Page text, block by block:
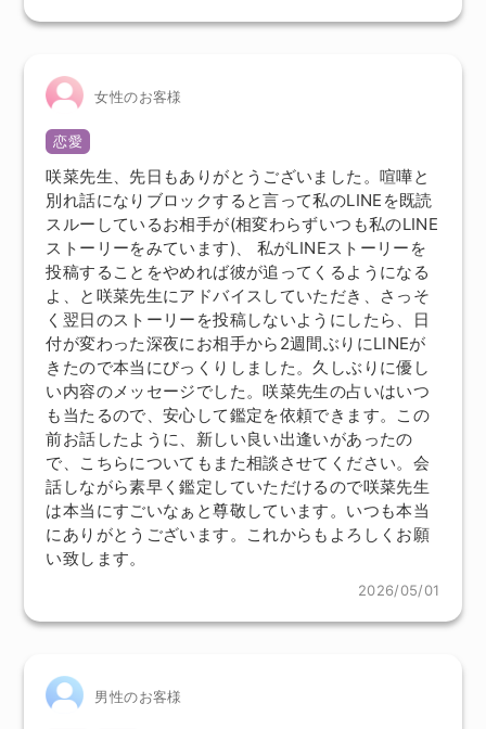
女性のお客様
恋愛
咲菜先生、先日もありがとうございました。喧嘩と
別れ話になりブロックすると言って私のLINEを既読
スルーしているお相手が(相変わらずいつも私のLINE
ストーリーをみています)、 私がLINEストーリーを
投稿することをやめれば彼が追ってくるようになる
よ、と咲菜先生にアドバイスしていただき、さっそ
く翌日のストーリーを投稿しないようにしたら、日
付が変わった深夜にお相手から2週間ぶりにLINEが
きたので本当にびっくりしました。久しぶりに優し
い内容のメッセージでした。咲菜先生の占いはいつ
も当たるので、安心して鑑定を依頼できます。この
前お話したように、新しい良い出逢いがあったの
で、こちらについてもまた相談させてください。会
話しながら素早く鑑定していただけるので咲菜先生
は本当にすごいなぁと尊敬しています。いつも本当
にありがとうございます。これからもよろしくお願
い致します。
2026/05/01
男性のお客様